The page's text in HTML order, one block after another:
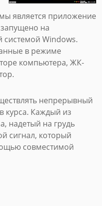
является приложение
на
Windows.
в режиме
компьютера, ЖК-
непрерывный
из
надетый на грудь
сигнал, который
совместимой